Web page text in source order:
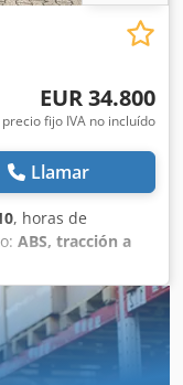
EUR 34.800
precio fijo IVA no incluído
Llamar
, horas de
ABS, tracción a
CASE
de
Case Potencia
7940 h Peso
el transporte:
Altura para el